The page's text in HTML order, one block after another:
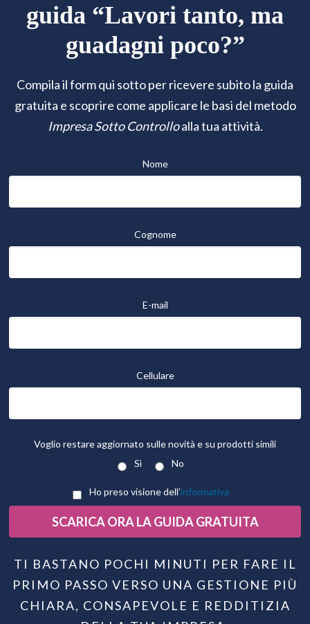
guida “Lavori tanto, ma
guadagni poco?”
Compila il form qui sotto per ricevere subito la guida
gratuita e scoprire come applicare le basi del metodo
Impresa Sotto Controlloalla tua attività.
Nome
Cognome
E-mail
Cellulare
Voglio restare aggiornato sulle novità e su prodotti simili
Sì
No
Ho preso visione dell’informativa
SCARICA ORA LA GUIDA GRATUITA
TI BASTANO POCHI MINUTI PER FARE IL
PRIMO PASSO VERSO UNA GESTIONE PIÙ
CHIARA, CONSAPEVOLE E REDDITIZIA